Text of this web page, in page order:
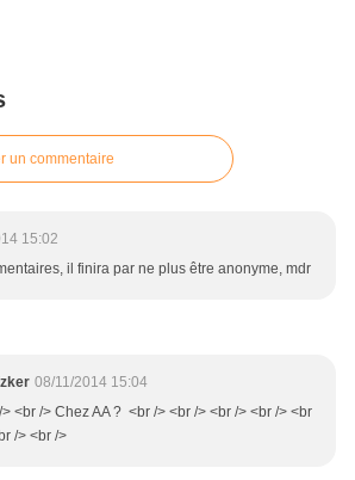
un commentaire
15:02
il finira par ne plus être anonyme, mdr
08/11/2014 15:04
<br /> Chez AA ? <br /> <br /> <br /> <br /> <br
/> <br />